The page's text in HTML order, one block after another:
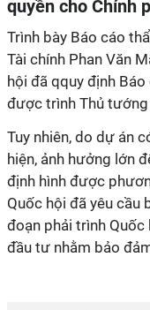
quyền cho Chính
Trình bày Báo cáo
Tài chính Phan Văn
hội đã qquy định
được trình Thủ tướng
Tuy nhiên, do dự án
hiện, ảnh hưởng lớn
định hình được
Quốc hội đã yêu cầu
đoạn phải trình
đầu tư nhằm bảo